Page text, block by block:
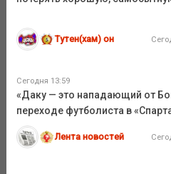
Тутен(хам) он
Сегодня 13:59
«Даку — это нападающий от
переходе футболиста в
Лента новостей